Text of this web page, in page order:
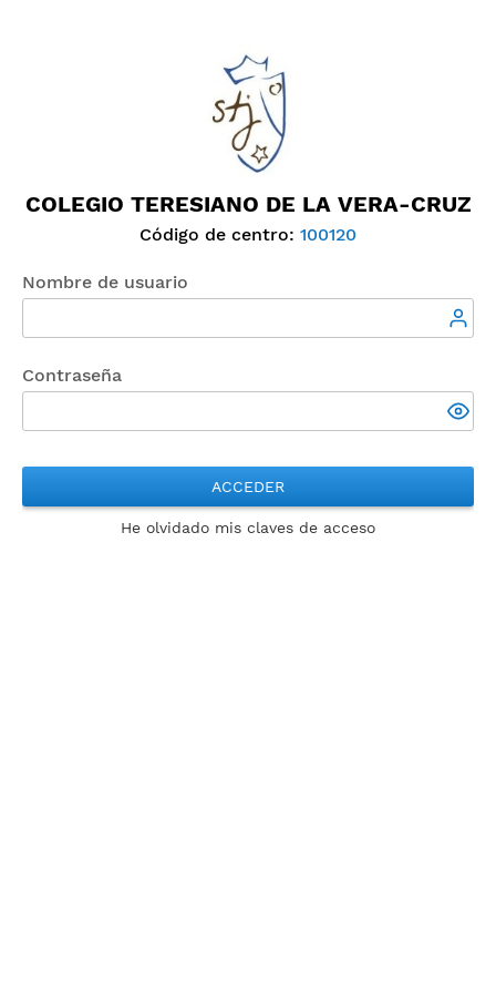
COLEGIO TERESIANO DE LA VERA-CRUZ
Código de centro: 100120
Nombre de usuario
Contraseña
ACCEDER
He olvidado mis claves de acceso